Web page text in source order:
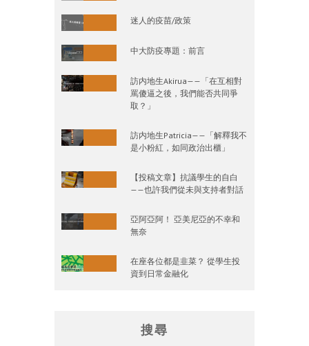
迷人的疫苗/政策
中大防疫專題：前言
訪内地生Akirua——「在互相對
罵傻逼之後，我們能否共同爭
取？」
訪内地生Patricia——「解釋我不
是小粉紅，如同政治出櫃」
【投稿文章】抗議學生的自白
——也許我們從未與支持者對話
亞阿亞阿！ 亞美尼亞的不幸和
無奈
在座各位都是韭菜？ 從學生投
資到日常金融化
搜尋